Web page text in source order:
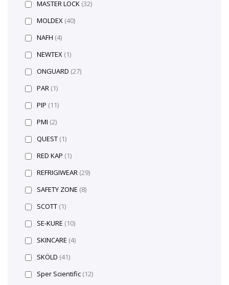
MASTER LOCK (32)
MOLDEX (40)
NAFH (4)
NEWTEX (1)
ONGUARD (27)
PAR (1)
PIP (11)
PMI (2)
QUEST (1)
RED KAP (1)
REFRIGIWEAR (29)
SAFETY ZONE (8)
SCOTT (1)
SE-KURE (10)
SKINCARE (4)
SKÖLD (41)
Sper Scientific (12)